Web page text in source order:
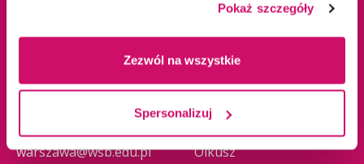
Pokaż szczegóły
Zezwól na wszystkie
Spersonalizuj
piętro, Pl. Defilad 1
tel.22 656 68 64
warszawa@wsb.edu.pl
Cieszyn
Dąbrowa Górnicza
Gliwice
Jaworzno
Katowice
Olkusz